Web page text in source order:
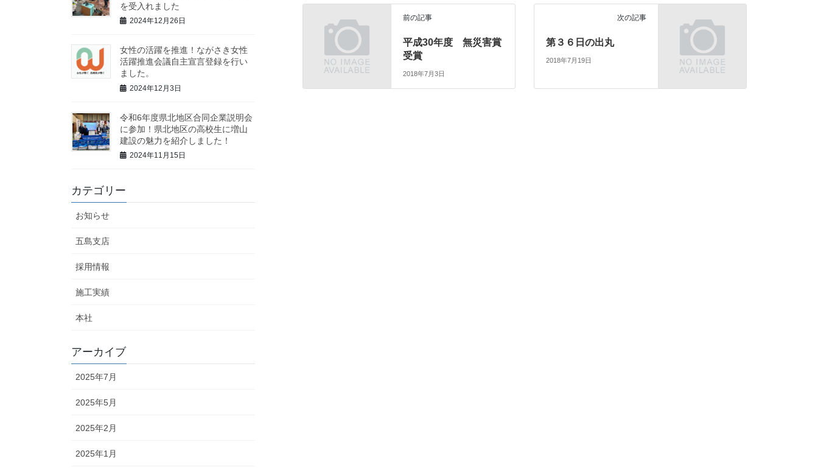
o
o
k
前の記事
平成30年度 無災害賞
受賞
2018年7月3日
次の記事
第３６日の出丸
2018年7月19日
を受入れました
2024年12月26日
女性の活躍を推進！ながさき女性
活躍推進会議自主宣言登録を行い
ました。
2024年12月3日
令和6年度県北地区合同企業説明会
に参加！県北地区の高校生に増山
建設の魅力を紹介しました！
2024年11月15日
カテゴリー
お知らせ
五島支店
採用情報
施工実績
本社
アーカイブ
2025年7月
2025年5月
2025年2月
2025年1月